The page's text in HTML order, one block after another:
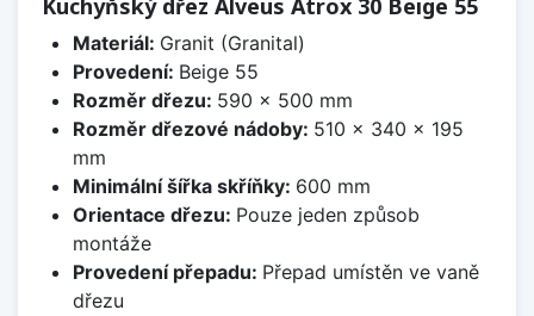
Kuchyňský dřez Alveus Atrox 30 Beige 55
Materiál: Granit (Granital)
Provedení: Beige 55
Rozměr dřezu: 590 x 500 mm
Rozměr dřezové nádoby: 510 x 340 x 195
mm
Minimální šířka skříňky: 600 mm
Orientace dřezu: Pouze jeden způsob
montáže
Provedení přepadu: Přepad umístěn ve vaně
dřezu